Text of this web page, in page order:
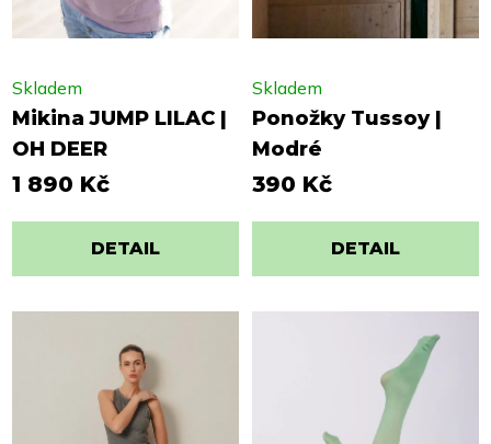
Mikina JUMP LILAC |
OH DEER
Skladem
1 890 Kč
DETAIL
Ponožky Tussoy |
Modré
Skladem
390 Kč
DETAIL